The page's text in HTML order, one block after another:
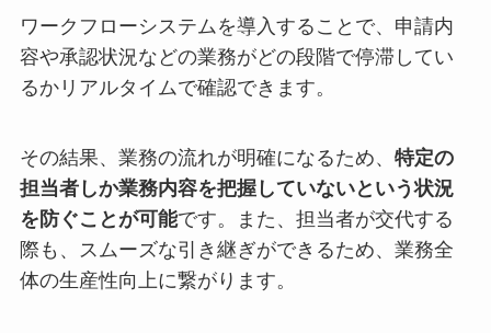
ワークフローシステムを導入することで、申請内
容や承認状況などの業務がどの段階で停滞してい
るかリアルタイムで確認できます。
その結果、業務の流れが明確になるため、 特定の
担当者しか業務内容を把握していないという状況
を防ぐことが可能です。また、担当者が交代する
際も、スムーズな引き継ぎができるため、業務全
体の生産性向上に繋がります。